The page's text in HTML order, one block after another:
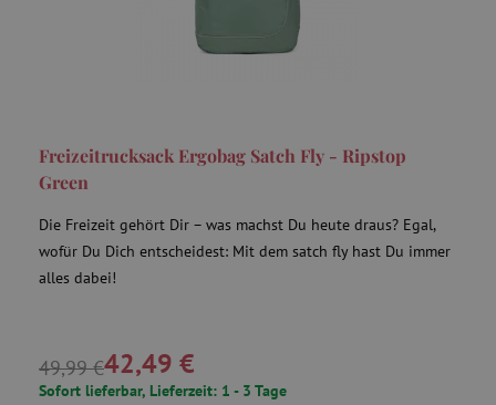
Freizeitrucksack Ergobag Satch Fly - Ripstop
Green
Die Freizeit gehört Dir – was machst Du heute draus? Egal,
wofür Du Dich entscheidest: Mit dem satch fly hast Du immer
alles dabei!
49,99 €42,49 €
Sofort lieferbar, Lieferzeit: 1 - 3 Tage